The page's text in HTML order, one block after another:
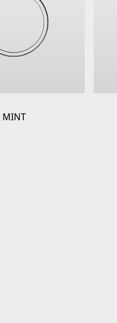
MINT